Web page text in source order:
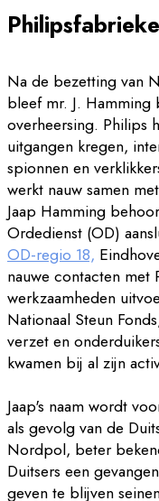
Na de bezetting van
bleef mr. J. Hamming
overheersing. Philips
uitgangen kregen,
spionnen en
werkt nauw samen
Jaap Hamming
Ordedienst (OD)
OD-regio 18,
nauwe contacten met
werkzaamheden
Nationaal Steun
verzet en
kwamen bij al zijn
Jaap's naam wordt
als gevolg van de
Nordpol, beter
Duitsers een
geven te blijven